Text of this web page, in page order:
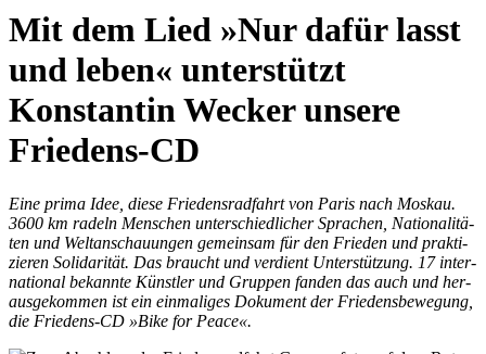
Mit dem Lied »Nur dafür lasst
und leben« unterstützt
Konstantin Wecker unsere
Friedens-CD
Ei­ne pri­ma Idee, die­se Frie­dens­rad­fahrt von Pa­ris nach Mos­kau.
3600 km ra­deln Men­schen un­ter­schied­li­cher Spra­chen, Na­tio­na­li­tä­
ten und Welt­an­schau­un­gen ge­mein­sam für den Frie­den und prak­ti­
zie­ren So­li­da­ri­tät. Das braucht und ver­dient Un­ter­stüt­zung. 17 in­ter­
na­tio­nal be­kann­te Künst­ler und Grup­pen fan­den das auch und her­
aus­ge­kom­men ist ein ein­ma­li­ges Do­ku­ment der Frie­dens­be­we­gung,
die Frie­dens-CD »Bike for Peace«.